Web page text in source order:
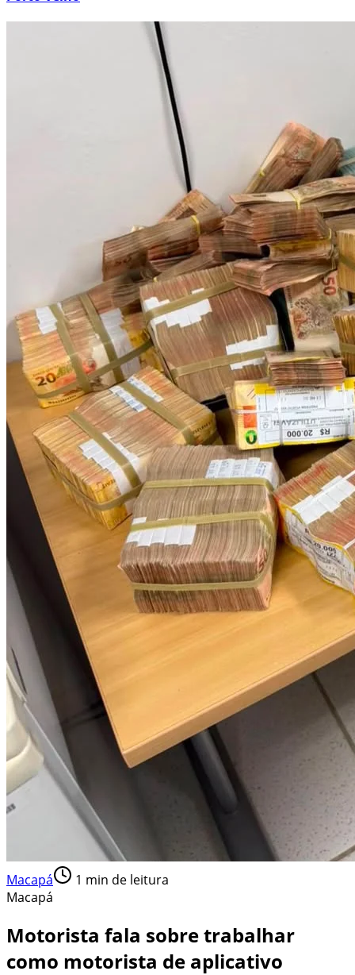
Macapá 1 min de leitura
Macapá
Motorista fala sobre trabalhar
como motorista de aplicativo